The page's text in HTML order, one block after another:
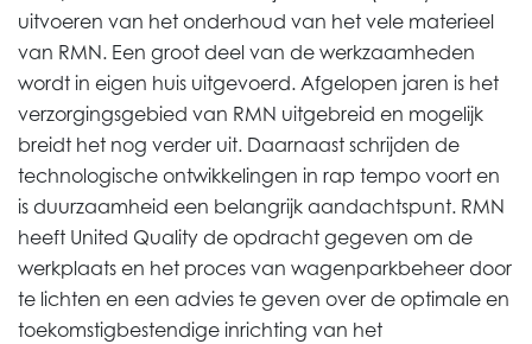
uitvoeren van het onderhoud van het vele materieel
van RMN. Een groot deel van de werkzaamheden
wordt in eigen huis uitgevoerd. Afgelopen jaren is het
verzorgingsgebied van RMN uitgebreid en mogelijk
breidt het nog verder uit. Daarnaast schrijden de
technologische ontwikkelingen in rap tempo voort en
is duurzaamheid een belangrijk aandachtspunt. RMN
heeft United Quality de opdracht gegeven om de
werkplaats en het proces van wagenparkbeheer door
te lichten en een advies te geven over de optimale en
toekomstigbestendige inrichting van het